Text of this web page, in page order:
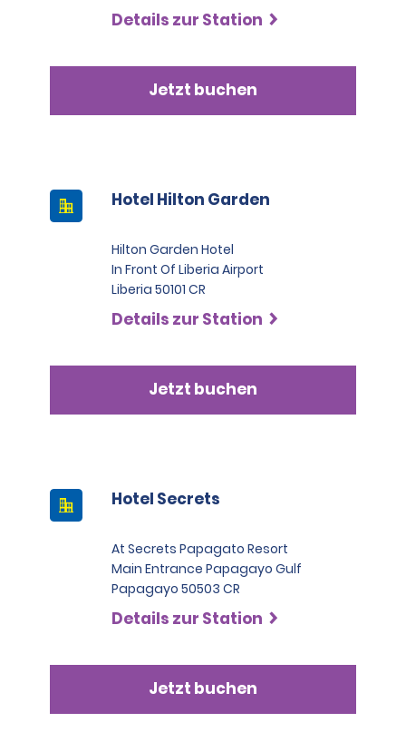
Details zur Station
Jetzt buchen
Hotel Hilton Garden
Hilton Garden Hotel
In Front Of Liberia Airport
Liberia 50101 CR
Details zur Station
Jetzt buchen
Hotel Secrets
At Secrets Papagato Resort
Main Entrance Papagayo Gulf
Papagayo 50503 CR
Details zur Station
Jetzt buchen